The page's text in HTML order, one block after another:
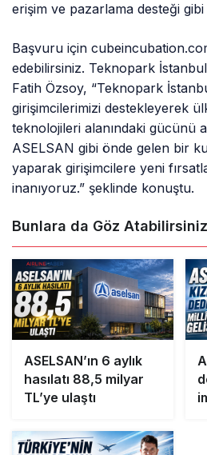
erişim ve pazarlama desteği
Başvuru için
edebilirsiniz. Teknopark
Fatih Özsoy, “Teknopark
girişimcilerimizi destekleyerek
teknolojileri alanındaki gücünü
ASELSAN gibi önde gelen bir
yaparak girişimcilere yeni
inanıyoruz.” şeklinde konuştu.
Bunlara da Göz Atabilirsiniz
ASELSAN’ın 6 aylık
hasılatı 88,5 milyar
TL’ye ulaştı